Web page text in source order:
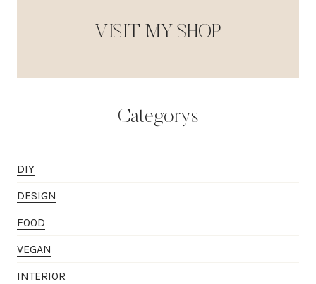
VISIT MY SHOP
Categorys
DIY
DESIGN
FOOD
VEGAN
INTERIOR